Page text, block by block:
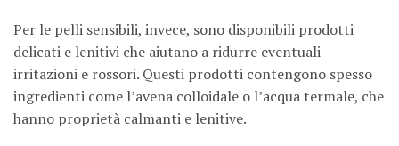
Per le pelli sensibili, invece, sono disponibili prodotti
delicati e lenitivi che aiutano a ridurre eventuali
irritazioni e rossori. Questi prodotti contengono spesso
ingredienti come l’avena colloidale o l’acqua termale, che
hanno proprietà calmanti e lenitive.